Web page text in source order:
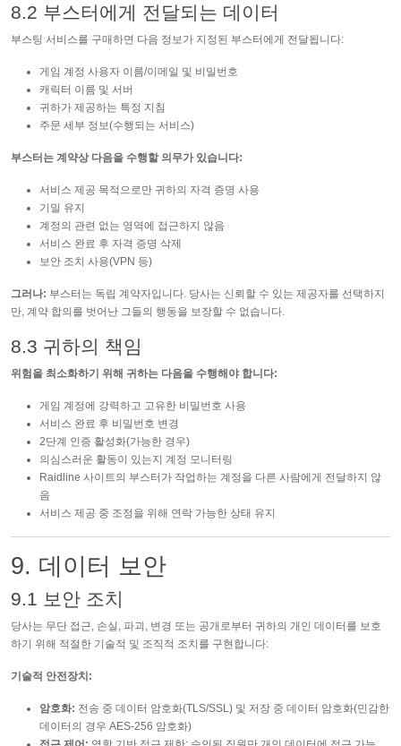
8.2 부스터에게 전달되는 데이터
부스팅 서비스를 구매하면 다음 정보가 지정된 부스터에게 전달됩니다:
게임 계정 사용자 이름/이메일 및 비밀번호
캐릭터 이름 및 서버
귀하가 제공하는 특정 지침
주문 세부 정보(수행되는 서비스)
부스터는 계약상 다음을 수행할 의무가 있습니다:
서비스 제공 목적으로만 귀하의 자격 증명 사용
기밀 유지
계정의 관련 없는 영역에 접근하지 않음
서비스 완료 후 자격 증명 삭제
보안 조치 사용(VPN 등)
그러나: 부스터는 독립 계약자입니다. 당사는 신뢰할 수 있는 제공자를 선택하지
만, 계약 합의를 벗어난 그들의 행동을 보장할 수 없습니다.
8.3 귀하의 책임
위험을 최소화하기 위해 귀하는 다음을 수행해야 합니다:
게임 계정에 강력하고 고유한 비밀번호 사용
서비스 완료 후 비밀번호 변경
2단계 인증 활성화(가능한 경우)
의심스러운 활동이 있는지 계정 모니터링
Raidline 사이트의 부스터가 작업하는 계정을 다른 사람에게 전달하지 않
음
서비스 제공 중 조정을 위해 연락 가능한 상태 유지
9. 데이터 보안
9.1 보안 조치
당사는 무단 접근, 손실, 파괴, 변경 또는 공개로부터 귀하의 개인 데이터를 보호
하기 위해 적절한 기술적 및 조직적 조치를 구현합니다:
기술적 안전장치:
암호화: 전송 중 데이터 암호화(TLS/SSL) 및 저장 중 데이터 암호화(민감한
데이터의 경우 AES-256 암호화)